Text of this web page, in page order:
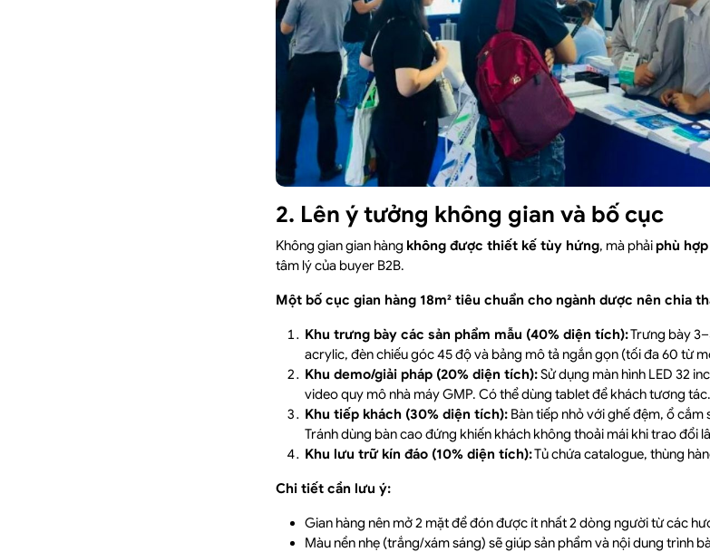
2. Lên ý tưởng không gian và bố cục
Không gian gian hàng không được thiết kế tùy hứng, mà phảiphù
tâm lý của buyer B2B.
Một bố cục gian hàng 18m² tiêu chuẩn cho ngành dược nên chia
Khu trưng bày các sản phẩm mẫu (40% diện tích):Trưng bày
acrylic, đèn chiếu góc 45 độ và bảng mô tả ngắn gọn (tối đa 60 từ
Khu demo/giải pháp (20% diện tích):Sử dụng màn hình LED 32
video quy mô nhà máy GMP. Có thể dùng tablet để khách tương tác.
Khu tiếp khách (30% diện tích): Bàn tiếp nhỏ với ghế đệm, ổ cắm
Tránh dùng bàn cao đứng khiến khách không thoải mái khi trao đổi
Khu lưu trữ kín đáo (10% diện tích):Tủ chứa catalogue, thùng
Chi tiết cần lưu ý:
Gian hàng nên mở 2 mặt để đón được ít nhất 2 dòng người từ các
Màu nền nhẹ (trắng/xám sáng) sẽ giúp sản phẩm và nội dung trình